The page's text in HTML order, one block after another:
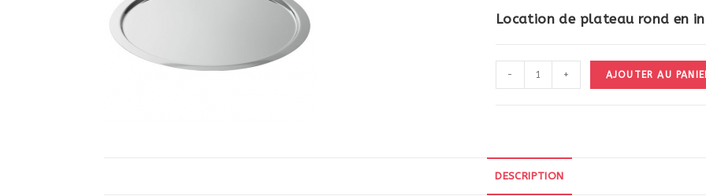
Location de plateau rond en
quantité
de
- + AJOUTER AU
DESCRIPTION